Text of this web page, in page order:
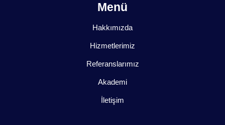
Menü
Hakkımızda
Hizmetlerimiz
Referanslarımız
Akademi
İletişim